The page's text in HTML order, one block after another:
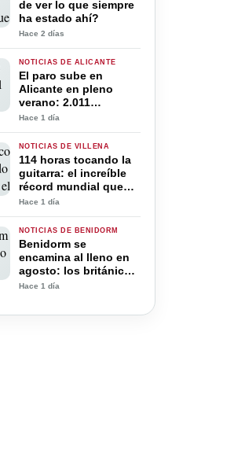
de ver lo que siempre
ha estado ahí?
Hace 2 días
NOTICIAS DE ALICANTE
El paro sube en
Alicante en pleno
verano: 2.011
desempleados más
trabajadores
Hace 1 día
NOTICIAS DE VILLENA
114 horas tocando la
guitarra: el increíble
récord mundial que
José “El Gran Jota”
Villena
Hace 1 día
NOTICIAS DE BENIDORM
Benidorm se
encamina al lleno en
agosto: los británicos
ya superan a los
Hace 1 día